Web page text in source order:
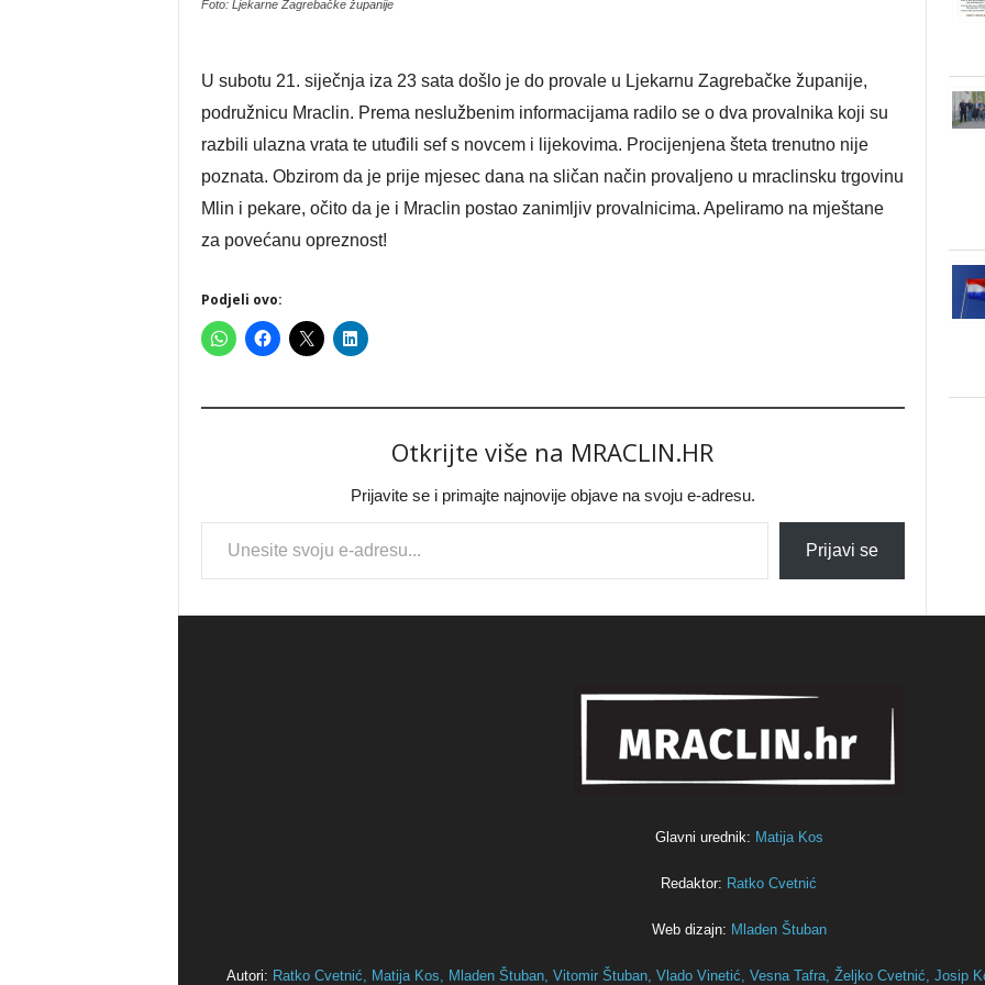
Foto: Ljekarne Zagrebačke županije
U subotu 21. siječnja iza 23 sata došlo je do provale u Ljekarnu Zagrebačke županije,
podružnicu Mraclin. Prema neslužbenim informacijama radilo se o dva provalnika koji su
razbili ulazna vrata te utuđili sef s novcem i lijekovima. Procijenjena šteta trenutno nije
poznata. Obzirom da je prije mjesec dana na sličan način provaljeno u mraclinsku trgovinu
Mlin i pekare, očito da je i Mraclin postao zanimljiv provalnicima. Apeliramo na mještane
za povećanu opreznost!
Podjeli ovo:
Otkrijte više na MRACLIN.HR
Prijavite se i primajte najnovije objave na svoju e-adresu.
Type your email…
Prijavi se
Glavni urednik: Matija Kos
Redaktor: Ratko Cvetnić
Web dizajn: Mladen Štuban
Autori: Ratko Cvetnić, Matija Kos, Mladen Štuban, Vitomir Štuban, Vlado Vinetić, Vesna Tafra, Željko Cvetnić, Josip